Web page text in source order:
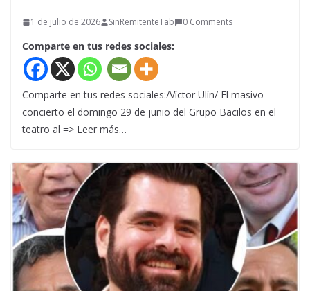
1 de julio de 2026 SinRemitenteTab 0 Comments
Comparte en tus redes sociales:
Comparte en tus redes sociales:/Víctor Ulín/ El masivo
concierto el domingo 29 de junio del Grupo Bacilos en el
teatro al => Leer más…